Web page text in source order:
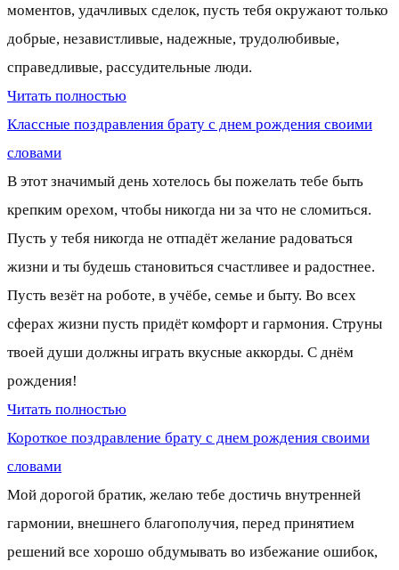
моментов, удачливых сделок, пусть тебя окружают только
добрые, независтливые, надежные, трудолюбивые,
справедливые, рассудительные люди.
Читать полностью
Классные поздравления брату с днем рождения своими
словами
В этот значимый день хотелось бы пожелать тебе быть
крепким орехом, чтобы никогда ни за что не сломиться.
Пусть у тебя никогда не отпадёт желание радоваться
жизни и ты будешь становиться счастливее и радостнее.
Пусть везёт на роботе, в учёбе, семье и быту. Во всех
сферах жизни пусть придёт комфорт и гармония. Струны
твоей души должны играть вкусные аккорды. С днём
рождения!
Читать полностью
Короткое поздравление брату с днем рождения своими
словами
Мой дорогой братик, желаю тебе достичь внутренней
гармонии, внешнего благополучия, перед принятием
решений все хорошо обдумывать во избежание ошибок,